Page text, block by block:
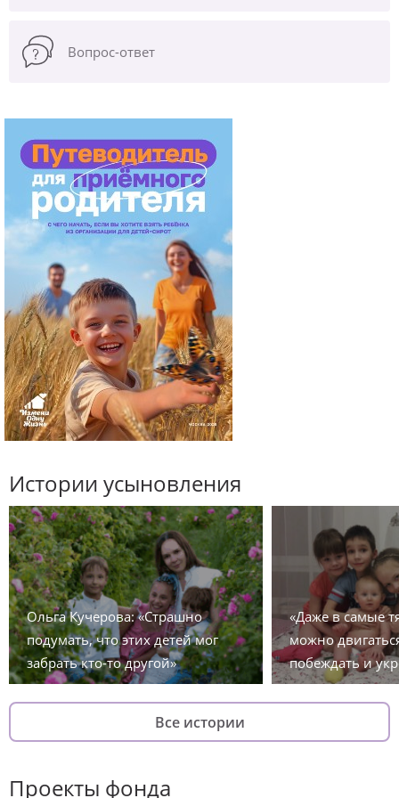
Вопрос-ответ
Истории усыновления
Ольга Кучерова: «Страшно
подумать, что этих детей мог
забрать кто-то другой»
«Даже в самые
можно
побеждать и
Все истории
Проекты фонда